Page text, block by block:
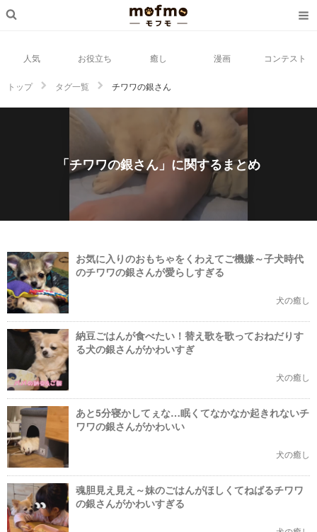
人気 お役立ち 癒し 漫画 コンテスト
トップ タグ一覧 チワワの銀さん
「チワワの銀さん」に関するまとめ
お気に入りのおもちゃをくわえてご機嫌～子犬時代
のチワワの銀さんが愛らしすぎる
犬の癒し
納豆ごはんが食べたい！替え歌を歌っておねだりす
る犬の銀さんがかわいすぎ
犬の癒し
あと5分寝かしてぇな…眠くてなかなか起きれないチ
ワワの銀さんがかわいい
犬の癒し
魂胆見え見え～妹のごはんがほしくてねばるチワワ
の銀さんがかわいすぎる